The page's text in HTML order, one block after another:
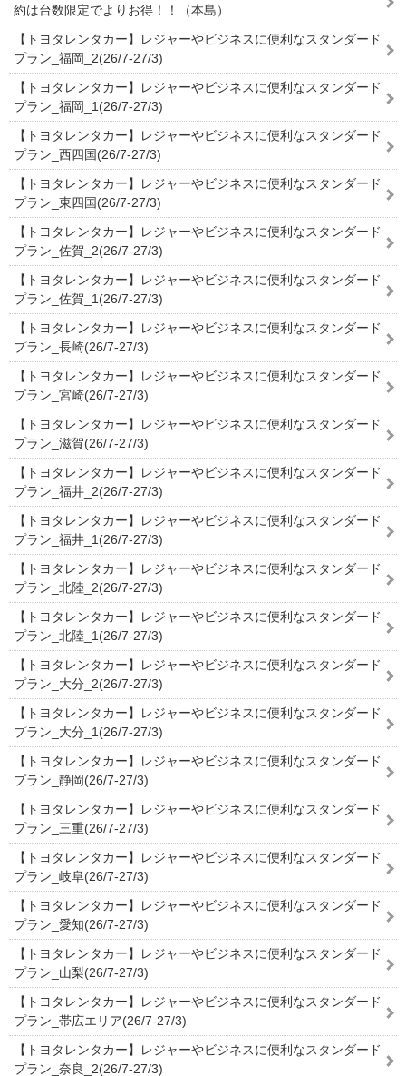
約は台数限定でよりお得！！（本島）
【トヨタレンタカー】レジャーやビジネスに便利なスタンダード
プラン_福岡_2(26/7-27/3)
【トヨタレンタカー】レジャーやビジネスに便利なスタンダード
プラン_福岡_1(26/7-27/3)
【トヨタレンタカー】レジャーやビジネスに便利なスタンダード
プラン_西四国(26/7-27/3)
【トヨタレンタカー】レジャーやビジネスに便利なスタンダード
プラン_東四国(26/7-27/3)
【トヨタレンタカー】レジャーやビジネスに便利なスタンダード
プラン_佐賀_2(26/7-27/3)
【トヨタレンタカー】レジャーやビジネスに便利なスタンダード
プラン_佐賀_1(26/7-27/3)
【トヨタレンタカー】レジャーやビジネスに便利なスタンダード
プラン_長崎(26/7-27/3)
【トヨタレンタカー】レジャーやビジネスに便利なスタンダード
プラン_宮崎(26/7-27/3)
【トヨタレンタカー】レジャーやビジネスに便利なスタンダード
プラン_滋賀(26/7-27/3)
【トヨタレンタカー】レジャーやビジネスに便利なスタンダード
プラン_福井_2(26/7-27/3)
【トヨタレンタカー】レジャーやビジネスに便利なスタンダード
プラン_福井_1(26/7-27/3)
【トヨタレンタカー】レジャーやビジネスに便利なスタンダード
プラン_北陸_2(26/7-27/3)
【トヨタレンタカー】レジャーやビジネスに便利なスタンダード
プラン_北陸_1(26/7-27/3)
【トヨタレンタカー】レジャーやビジネスに便利なスタンダード
プラン_大分_2(26/7-27/3)
【トヨタレンタカー】レジャーやビジネスに便利なスタンダード
プラン_大分_1(26/7-27/3)
【トヨタレンタカー】レジャーやビジネスに便利なスタンダード
プラン_静岡(26/7-27/3)
【トヨタレンタカー】レジャーやビジネスに便利なスタンダード
プラン_三重(26/7-27/3)
【トヨタレンタカー】レジャーやビジネスに便利なスタンダード
プラン_岐阜(26/7-27/3)
【トヨタレンタカー】レジャーやビジネスに便利なスタンダード
プラン_愛知(26/7-27/3)
【トヨタレンタカー】レジャーやビジネスに便利なスタンダード
プラン_山梨(26/7-27/3)
【トヨタレンタカー】レジャーやビジネスに便利なスタンダード
プラン_帯広エリア(26/7-27/3)
【トヨタレンタカー】レジャーやビジネスに便利なスタンダード
プラン_奈良_2(26/7-27/3)